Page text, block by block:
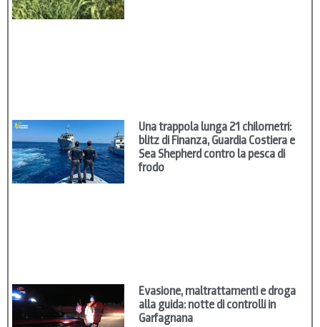
Una trappola lunga 21 chilometri:
blitz di Finanza, Guardia Costiera e
Sea Shepherd contro la pesca di
frodo
Evasione, maltrattamenti e droga
alla guida: notte di controlli in
Garfagnana